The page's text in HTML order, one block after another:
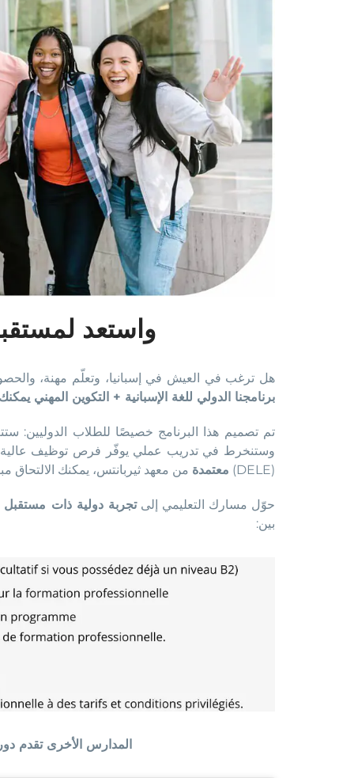
واستعد
هل ترغب في العيش في إسبانيا، وتعلّم مهنة،
برنامجنا الدولي للغة الإسبانية + التكوين المهني
تم تصميم هذا البرنامج خصيصًا للطلاب الدوليين:
وستنخرط في تدريب عملي يوفّر فرص توظيف عالية.
معتمدة من معهد ثيربانتس (DELE) ، يمكنك الالتحاق
حوّل مسارك التعليمي إلىتجربة دولية ذات مستقبل
بين:
المدارس الأخرى تقدم